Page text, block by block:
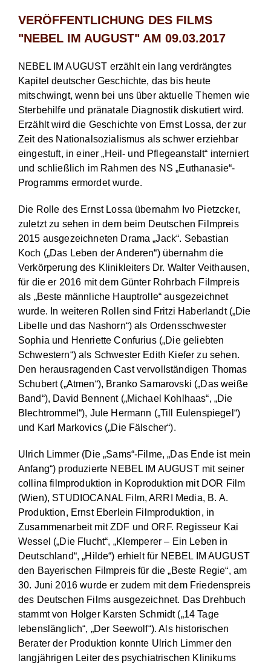
VERÖFFENTLICHUNG DES FILMS
"NEBEL IM AUGUST" AM 09.03.2017
NEBEL IM AUGUST erzählt ein lang verdrängtes
Kapitel deutscher Geschichte, das bis heute
mitschwingt, wenn bei uns über aktuelle Themen wie
Sterbehilfe und pränatale Diagnostik diskutiert wird.
Erzählt wird die Geschichte von Ernst Lossa, der zur
Zeit des Nationalsozialismus als schwer erziehbar
eingestuft, in einer „Heil- und Pflegeanstalt“ interniert
und schließlich im Rahmen des NS „Euthanasie“-
Programms ermordet wurde.
Die Rolle des Ernst Lossa übernahm Ivo Pietzcker,
zuletzt zu sehen in dem beim Deutschen Filmpreis
2015 ausgezeichneten Drama „Jack“. Sebastian
Koch („Das Leben der Anderen“) übernahm die
Verkörperung des Klinikleiters Dr. Walter Veithausen,
für die er 2016 mit dem Günter Rohrbach Filmpreis
als „Beste männliche Hauptrolle“ ausgezeichnet
wurde. In weiteren Rollen sind Fritzi Haberlandt („Die
Libelle und das Nashorn“) als Ordensschwester
Sophia und Henriette Confurius („Die geliebten
Schwestern“) als Schwester Edith Kiefer zu sehen.
Den herausragenden Cast vervollständigen Thomas
Schubert („Atmen“), Branko Samarovski („Das weiße
Band“), David Bennent („Michael Kohlhaas“, „Die
Blechtrommel“), Jule Hermann („Till Eulenspiegel“)
und Karl Markovics („Die Fälscher“).
Ulrich Limmer (Die „Sams“-Filme, „Das Ende ist mein
Anfang“) produzierte NEBEL IM AUGUST mit seiner
collina filmproduktion in Koproduktion mit DOR Film
(Wien), STUDIOCANAL Film, ARRI Media, B. A.
Produktion, Ernst Eberlein Filmproduktion, in
Zusammenarbeit mit ZDF und ORF. Regisseur Kai
Wessel („Die Flucht“, „Klemperer – Ein Leben in
Deutschland“, „Hilde“) erhielt für NEBEL IM AUGUST
den Bayerischen Filmpreis für die „Beste Regie“, am
30. Juni 2016 wurde er zudem mit dem Friedenspreis
des Deutschen Films ausgezeichnet. Das Drehbuch
stammt von Holger Karsten Schmidt („14 Tage
lebenslänglich“, „Der Seewolf“). Als historischen
Berater der Produktion konnte Ulrich Limmer den
langjährigen Leiter des psychiatrischen Klinikums